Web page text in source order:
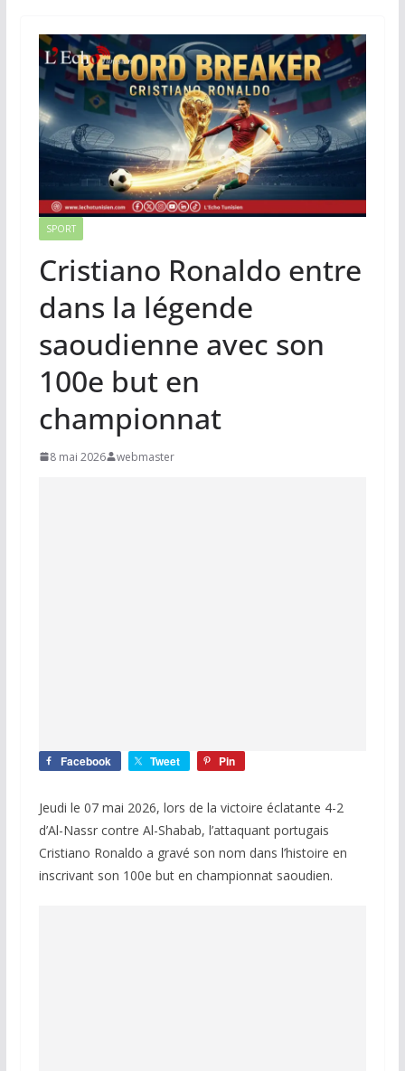
SPORT
Cristiano Ronaldo entre
dans la légende
saoudienne avec son
100e but en
championnat
8 mai 2026 webmaster
Facebook Tweet Pin
Jeudi le 07 mai 2026, lors de la victoire éclatante 4-2
d’Al-Nassr contre Al-Shabab, l’attaquant portugais
Cristiano Ronaldo a gravé son nom dans l’histoire en
inscrivant son 100e but en championnat saoudien.